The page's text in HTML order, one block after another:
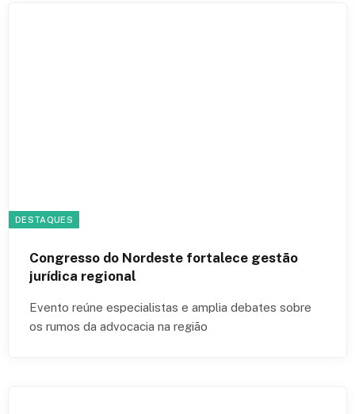
DESTAQUES
Congresso do Nordeste fortalece gestão
jurídica regional
Evento reúne especialistas e amplia debates sobre
os rumos da advocacia na região